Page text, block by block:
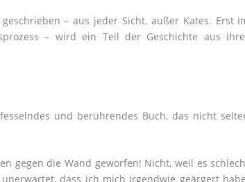
– aus jeder Sicht, außer Kates. Erst
– wird ein Teil der Geschichte aus
und berührendes Buch, das nicht
gegen die Wand geworfen! Nicht, weil es
dass ich mich irgendwie geärgert